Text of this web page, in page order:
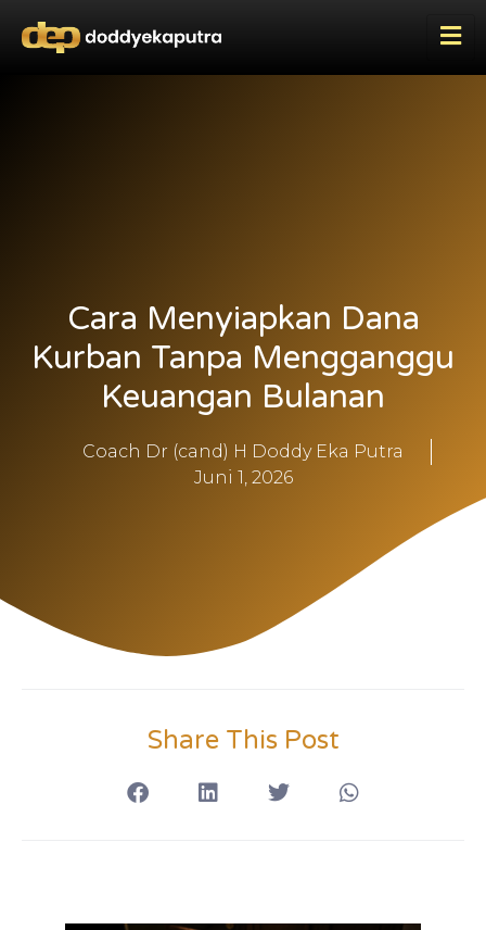
Cara Menyiapkan Dana
Kurban Tanpa Mengganggu
Keuangan Bulanan
Coach Dr (cand) H Doddy Eka Putra
Juni 1, 2026
Share This Post